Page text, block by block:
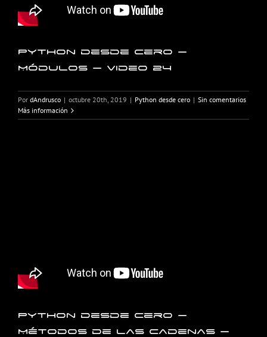
Python desde cero –
Módulos – Video 24
Por dAndrusco | octubre 20th, 2019 | Python desde cero | Sin comentarios
Más información
Python desde cero –
Métodos de las cadenas –